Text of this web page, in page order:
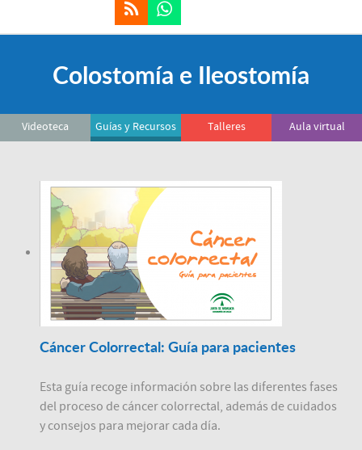
Colostomía e Ileostomía
Videoteca Guías y Recursos Talleres Aula virtual
Cáncer Colorrectal: Guía para pacientes
Esta guía recoge información sobre las diferentes fases
del proceso de cáncer colorrectal, además de cuidados
y consejos para mejorar cada día.